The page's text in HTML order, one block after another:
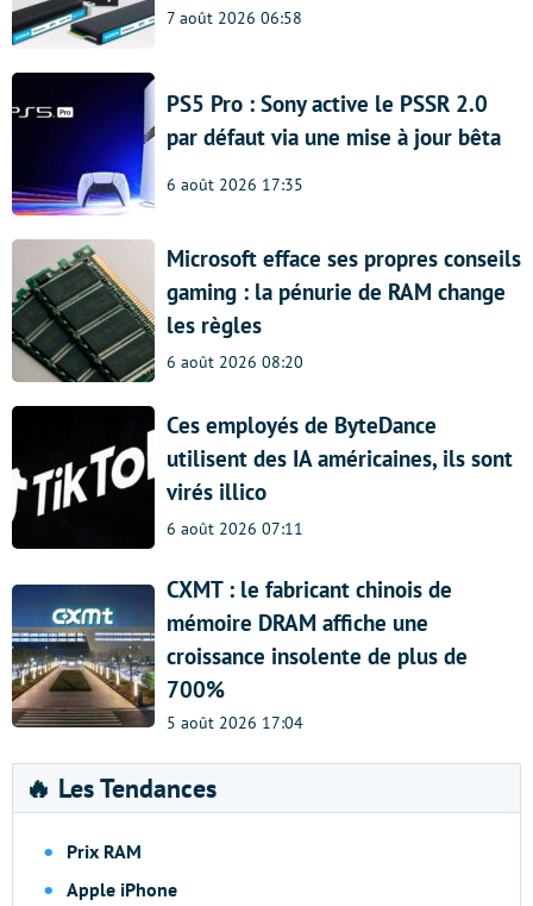
7 août 2026 06:58
PS5 Pro : Sony active le PSSR 2.0
par défaut via une mise à jour bêta
6 août 2026 17:35
Microsoft efface ses propres conseils
gaming : la pénurie de RAM change
les règles
6 août 2026 08:20
Ces employés de ByteDance
utilisent des IA américaines, ils sont
virés illico
6 août 2026 07:11
CXMT : le fabricant chinois de
mémoire DRAM affiche une
croissance insolente de plus de
700%
5 août 2026 17:04
🔥 Les Tendances
Prix RAM
Apple iPhone